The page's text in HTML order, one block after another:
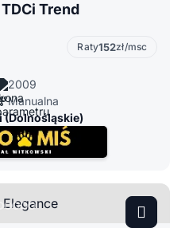
Trend
Raty152zł/msc
2009
Manualna
(Dolnośląskie)